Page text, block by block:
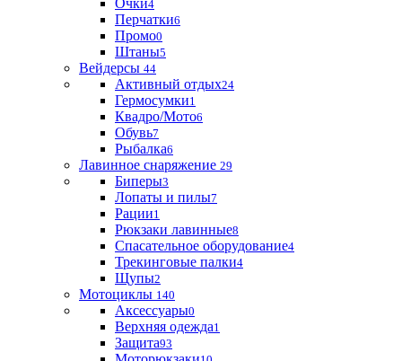
Очки4
Перчатки6
Промо0
Штаны5
Вейдерсы 44
Активный отдых24
Гермосумки1
Квадро/Мото6
Обувь7
Рыбалка6
Лавинное снаряжение 29
Биперы3
Лопаты и пилы7
Рации1
Рюкзаки лавинные8
Спасательное оборудование4
Трекинговые палки4
Щупы2
Мотоциклы 140
Аксессуары0
Верхняя одежда1
Защита93